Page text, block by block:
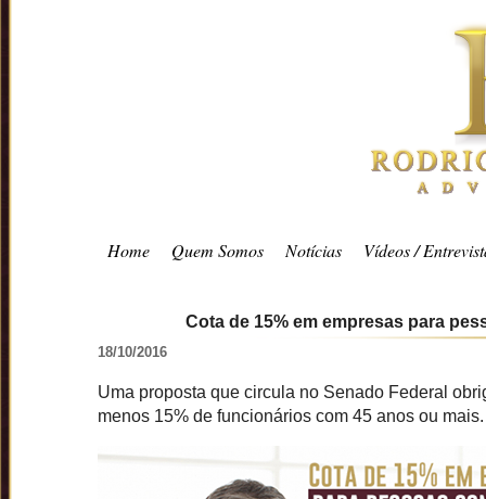
Home Quem Somos Notícias Vídeos /
Cota de 15% em empresas para
18/10/2016
Uma proposta que circula no Senado Federal
menos 15% de funcionários com 45 anos ou mais.